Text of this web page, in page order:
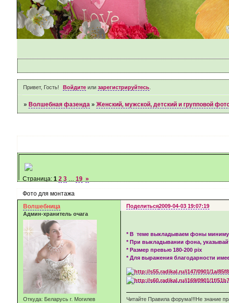
Привет, Гость! Войдите илизарегистрируйтесь
» Волшебная фазенда » Женский, мужской, детский и групповой
Фото для монтажа
Страница: 1 2 3 … 19 »
Поделиться2009-04-03 19:07:19
Волшебница
Админ-хранитель очага
Откуда: Беларусь г. Могилев
* В теме выкладываем фоны
* При выкладывании фона,
* Размер превью 180-200 pix
* Для выражения благодарности
Читайте Правила форума!!!Не знание